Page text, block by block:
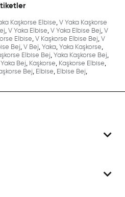
Kaşkorse Elbise, V Yaka Kaşkorse
, V Yaka Elbise, V Yaka Elbise Bej, V
Elbise, V Kaşkorse Elbise Bej, V
Bej, V Bej, Yaka, Yaka Kaşkorse,
Elbise Bej, Yaka Kaşkorse Bej,
Yaka Bej, Kaşkorse, Kaşkorse Elbise,
Bej, Elbise, Elbise Bej,